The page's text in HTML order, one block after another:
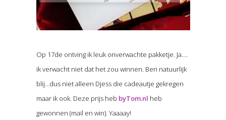
Op 17de ontving ik leuk onverwachte pakketje. Ja….
ik verwacht niet dat het zou winnen. Ben natuurlijk
blij…dus niet alleen Djess die cadeautje gekregen
maar ik ook. Deze prijs heb byTom.nl heb
gewonnen (mail en win). Yaaaay!